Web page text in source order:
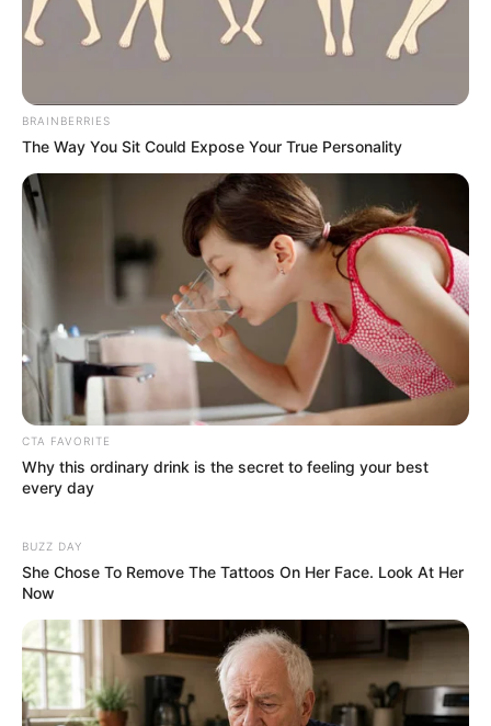
BRAINBERRIES
The Way You Sit Could Expose Your True Personality
CTA FAVORITE
Why this ordinary drink is the secret to feeling your best
every day
BUZZ DAY
She Chose To Remove The Tattoos On Her Face. Look At Her
Now